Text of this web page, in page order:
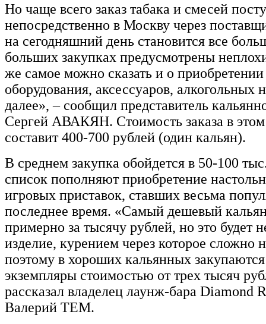
Но чаще всего заказ табака и смесей
непосредственно в Москву через
на сегодняшний день становится все
больших закупках предусмотрены
же самое можно сказать и о приобретении
оборудования, аксессуаров, алкогольных
далее», – сообщил представитель
Сергей АВАКЯН. Стоимость заказа в этом
составит 400-700 рублей (один кальян).
В среднем закупка обойдется в 50-100
список пополняют приобретение
игровых приставок, ставших весьма
последнее время. «Самый дешевый
примерно за тысячу рублей, но это будет
изделие, курением через которое сложно
поэтому в хороших кальянных
экземпляры стоимостью от трех тысяч
рассказал владелец лаунж-бара Diamond
Валерий ТЕМ.